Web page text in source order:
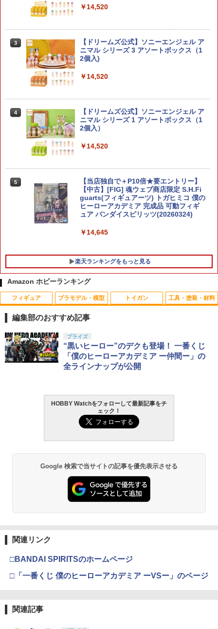
30MF ローザンコマンダー 【2857405】
(プラモデル)【クレジットカード決済限
HG 1/144スケール 機動戦士ガンダム00
[ダブルオー] 【アルケーガンダム】
￥2,970
5
楽プラ スナップカー 1/24 EK9 シビック
タイプR 1997 スターライトブラックパ
ール 【09-SB】 (プラモデル)
￥3,406
￥14,520
3
【ドリームズ公式】ソニーエンジェル ア
ニマル シリーズ 3 アソートボックス（1
2個入)
￥14,520
4
【ドリームズ公式】ソニーエンジェル ア
ニマル シリーズ 1 アソートボックス（1
2個入）
￥14,520
5
【当店独自で＋P10倍★要エントリー】
【中古】[FIG] 魂ウェブ商店限定 S.H.Fi
guarts(フィギュアーツ) トガヒミコ 僕の
ヒーローアカデミア 完成品 可動フィギ
ュア バンダイスピリッツ(20260324)
￥14,645
楽天ランキングをもっと見る
1
東京マルイ パーフェクトヒット BB弾 0.
20g（1600発） メール便 対応商品 ポ
スト投函 ネコポス ゆうパケット
￥848
パ5.1/4.3 ガバメント 純正互換パーツ ガ
ス漏れ防止
￥950
Bローダー（約115発）｜No.108 メール
便 対応商品 ポスト投函 ネコポス ゆう
パケット
￥1,271
4
i-CAPA ウルトラコンパクト ガバメント
熱処理鋼 強度 アップ リペア スペア 強化
￥1,290
1
ドリフトタイヤ固定用スポンジテープ
（3mm厚×15mm幅） TP-72B RCパーツ
￥396
￥610
セイバーセット（アルミホーン付）【54
タミヤ OP.1704 TA07 アルミステアリン
Amazon ホビーランキング
フィギュア
1
タカラトミー(TAKARA TOMY) T-SPAR
K トランスフォーマー ニューレジェンズ
NL-07 サウンドウェーブ 可動フィギュア
￥4,440
TAMASHII NATIONS S.H.フィギュアー
ツ（真骨彫製法） 仮面ライダーBLACK
RX 約150mm PVC&ABS&布製 塗装済み
TAMASHII NATIONS S.H.フィギュアー
ツ ONE PIECE シャンクス -マリンフォ
ード頂上決戦- 約165mm PVC&ABS&布
4
タカラトミー(TAKARA TOMY) T-SPAR
K トランスフォーマー ニューレジェンズ
NL-06 オートボット コスモス 可動フィ
プラモデル・模型
1
BANDAI SPIRITS(バンダイ スピリッツ)
30MS SIS-J00 メルンジャ[カラーA] 色
分け済みプラモデル
￥4,200
HG 機動戦士ガンダム00 グラハム専用ユ
ニオンフラッグカスタム 1/144スケール
色分け済みプラモデル
￥1,850
BANDAI SPIRITS(バンダイスピリッツ)
30MS SIS-H00 セスティエ[カラーC] 色
分け済みプラモデル
アマスター 1/144スケール 色分け済みプ
トイガン
1
東京マルイ(TOKYO MARUI) No.25 コル
ト ガバメント HG 18歳以上エアーHOP
ハンドガン
￥3,384
東京マルイ (TOKYO MARUI) ガスブロー
バックマシンガン No.14 20式 5.56mm
小銃 18歳以上 ガスブローバック
￥193,900
東京マルイ(TOKYO MARUI) No.21 H&K
USP HG 18歳以上エアーHOPハンドガン
￥3,409
4
￥4,761
工具・塗装・材料
1
GSIクレオス Mr.トップコート 水性プレ
ミアムトップコートスプレー 光沢 88ml
ホビー用仕上材 B601
￥748
タミヤ クラフトツールシリーズ No.123
先細薄刃ニッパー (ゲートカット用) プラ
モデル用工具 74123
￥2,781
LOCTITE(ロックタイト) シールはがし
プレミアム 220ml
￥962
型用接着剤 87003
￥184
編集部のおすすめ記事
プライズ
“黒いヒーロー”のデクも登場！ 一番くじ
「僕のヒーローアカデミア ー仲間ー」の
全ラインナップが公開
HOBBY Watchをフォローして最新記事をチ
ェック！
Google 検索で当サイトの記事を優先表示させる
関連リンク
□BANDAI SPIRITSのホームページ
□「一番くじ 僕のヒーローアカデミア ーVSー」のページ
関連記事